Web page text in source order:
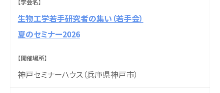
生物工学若手研究者の集い（若手会）
夏のセミナー2026
神戸セミナーハウス（兵庫県神戸市）